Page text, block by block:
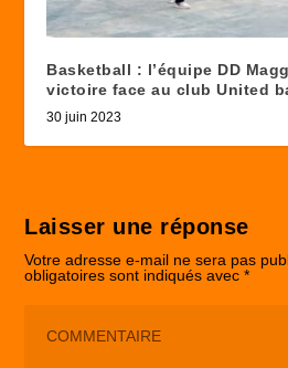
Basketball : l’équipe DD
victoire face au club United
30 juin 2023
Laisser une réponse
Votre adresse e-mail ne sera pas
obligatoires sont indiqués avec*